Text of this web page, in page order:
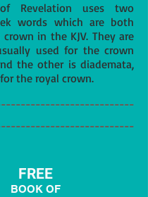
Revelation uses two
words which are both
in the KJV. They are
used for the crown
the other is diademata,
the royal crown.
FREE
BOOK OF